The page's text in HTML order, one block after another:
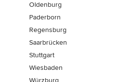
Oldenburg
Paderborn
Regensburg
Saarbrücken
Stuttgart
Wiesbaden